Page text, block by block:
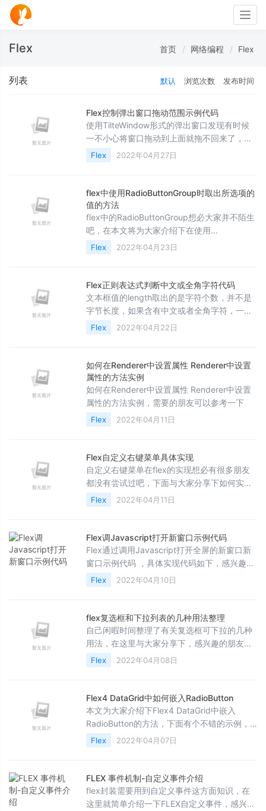
Flex 首页 网络编程 Flex
列表 默认 浏览次数 发布时间
Flex控制弹出窗口拖动范围示例代码
使用TilteWindow形式的弹出窗口发现有时候
一不小心将窗口拖动到上面就拖不回来了，导
致弹出窗口无法关闭，下面有个解决方法
Flex 2022年04月27日
flex中使用RadioButtonGroup时取出所选项的
值的方法
flex中的RadioButtonGroup想必大家并不陌生
吧，在本文将为大家介绍下在使用
RadioButtonGroup时如何取出所选项的值，感
兴趣的朋友可以参考下
Flex 2022年04月23日
Flex正则表达式判断中文或全角字符代码
文本框值的length取出的是字符个数，并不是
字节长度，如果含有中文或者全角字符，一个
字符是2个字节，下面与大家分享下具体的判断
方法，感兴趣的朋友可以参考下哈
Flex 2022年04月22日
如何在Renderer中设置属性 Renderer中设置
属性的方法实例
如何在Renderer中设置属性 Renderer中设置
属性的方法实例，需要的朋友可以参考一下
Flex 2022年04月11日
Flex自定义右键菜单具体实现
自定义右键菜单在flex的实现想必有很多朋友
都没有尝试过吧，下面与大家分享下如何实
现，具体代码如下
Flex 2022年04月11日
Flex调Javascript打开新窗口示例代码
Flex通过调用Javascript打开全屏的新窗口新
窗口示例代码 ，具体实现代码如下，感兴趣的
朋友可以参考下，希望对大家有所帮助
Flex 2022年04月10日
flex复选框和下拉列表的几种用法整理
自己闲暇时间整理了有关复选框可下拉的几种
用法，在这里与大家分享下，感兴趣的朋友可
以参考下哈，希望对大家有所帮助
Flex 2022年04月08日
Flex4 DataGrid中如何嵌入RadioButton
本文为大家介绍下Flex4 DataGrid中嵌入
RadioButton的方法，下面有个不错的示例，
感兴趣的朋友可以参考下
Flex 2022年04月07日
FLEX 事件机制-自定义事件介绍
flex封装需要用到自定义事件这方面知识，在
这里就简单介绍一下FLEX自定义事件，感兴趣